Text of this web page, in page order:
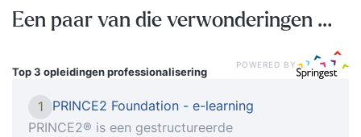
Een paar van die verwonderingen …
Top 3 opleidingenprofessionalisering
POWERED BY
1
PRINCE2 Foundation - e-learning
PRINCE2® is een gestructureerde